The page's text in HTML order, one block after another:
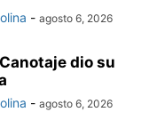
- agosto 6, 2026
dio su
- agosto 6, 2026